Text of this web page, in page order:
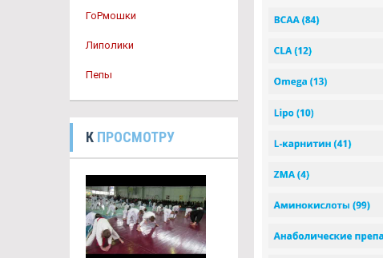
ГоРмошки
Липолики
Пепы
К ПРОСМОТРУ